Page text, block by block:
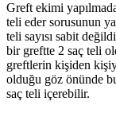
Greft ekimi
teli eder sorusunun
teli sayısı sabit
bir greftte 2 saç teli
greftlerin kişiden
olduğu göz önünde
saç teli içerebilir.